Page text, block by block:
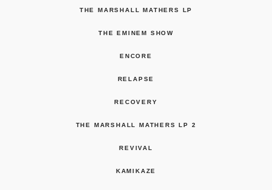
THE MARSHALL MATHERS LP
THE EMINEM SHOW
ENCORE
RELAPSE
RECOVERY
THE MARSHALL MATHERS LP 2
REVIVAL
KAMIKAZE